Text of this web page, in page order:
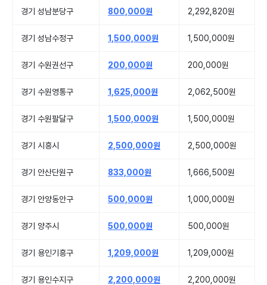
경기 성남분당구 800,000원 2,292,820원
경기 성남수정구 1,500,000원 1,500,000원
경기 수원권선구 200,000원 200,000원
경기 수원영통구 1,625,000원 2,062,500원
경기 수원팔달구 1,500,000원 1,500,000원
경기 시흥시 2,500,000원 2,500,000원
경기 안산단원구 833,000원 1,666,500원
경기 안양동안구 500,000원 1,000,000원
경기 양주시 500,000원 500,000원
경기 용인기흥구 1,209,000원 1,209,000원
경기 용인수지구 2,200,000원 2,200,000원